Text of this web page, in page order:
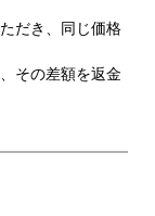
だき、同じ価格
その差額を返金